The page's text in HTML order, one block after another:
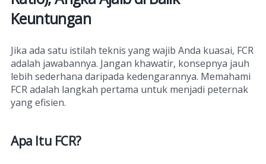
Keuntungan
Jika ada satu istilah teknis yang wajib Anda kuasai, FCR
adalah jawabannya. Jangan khawatir, konsepnya jauh
lebih sederhana daripada kedengarannya. Memahami
FCR adalah langkah pertama untuk menjadi peternak
yang efisien.
Apa Itu FCR?